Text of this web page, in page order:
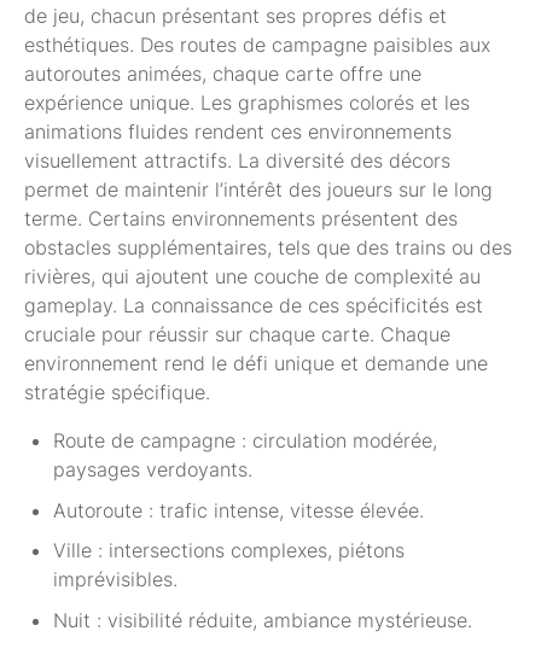
de jeu, chacun présentant ses propres défis et
esthétiques. Des routes de campagne paisibles aux
autoroutes animées, chaque carte offre une
expérience unique. Les graphismes colorés et les
animations fluides rendent ces environnements
visuellement attractifs. La diversité des décors
permet de maintenir l’intérêt des joueurs sur le long
terme. Certains environnements présentent des
obstacles supplémentaires, tels que des trains ou des
rivières, qui ajoutent une couche de complexité au
gameplay. La connaissance de ces spécificités est
cruciale pour réussir sur chaque carte. Chaque
environnement rend le défi unique et demande une
stratégie spécifique.
Route de campagne : circulation modérée,
paysages verdoyants.
Autoroute : trafic intense, vitesse élevée.
Ville : intersections complexes, piétons
imprévisibles.
Nuit : visibilité réduite, ambiance mystérieuse.